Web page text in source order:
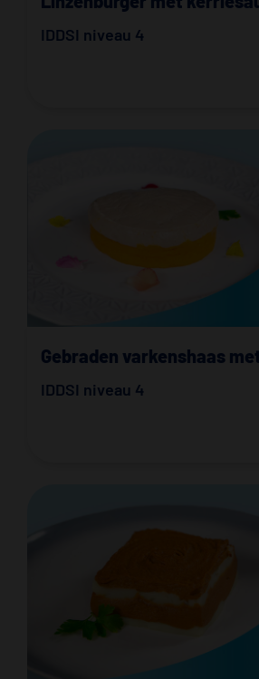
IDDSI niveau 4
Gebraden varkenshaas
IDDSI niveau 4